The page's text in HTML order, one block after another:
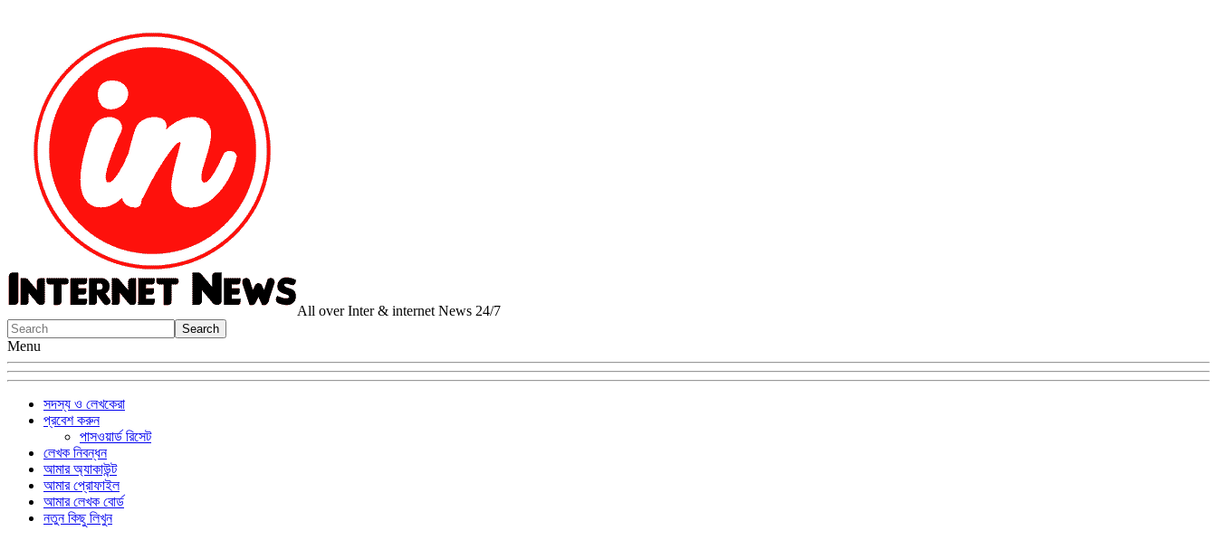
All over Inter & internet News 24/7
Menu
সদস্য ও লেখকেরা
প্রবেশ করুন
পাসওয়ার্ড রিসেট
লেখক নিবন্ধন
আমার অ্যাকাউন্ট
আমার প্রোফাইল
আমার লেখক বোর্ড
নতুন কিছু লিখুন